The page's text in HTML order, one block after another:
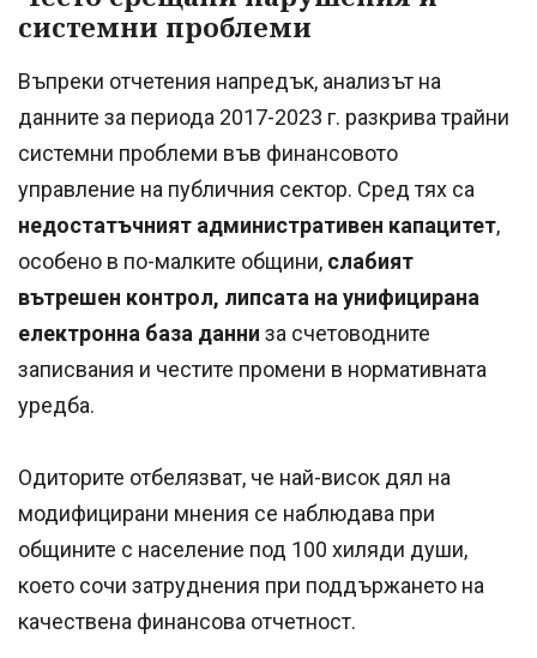
системни проблеми
Въпреки отчетения напредък, анализът на
данните за периода 2017-2023 г. разкрива трайни
системни проблеми във финансовото
управление на публичния сектор. Сред тях са
недостатъчният административен капацитет,
особено в по-малките общини, слабият
вътрешен контрол, липсата на унифицирана
електронна база данни за счетоводните
записвания и честите промени в нормативната
уредба.
Одиторите отбелязват, че най-висок дял на
модифицирани мнения се наблюдава при
общините с население под 100 хиляди души,
което сочи затруднения при поддържането на
качествена финансова отчетност.